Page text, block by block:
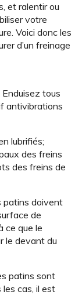
et ralentir ou
votre
Voici donc les
d’un freinage
tous
antivibrations
lubrifiés;
des freins
des freins de
patins doivent
de
ce que le
le devant du
patins sont
les cas, il est